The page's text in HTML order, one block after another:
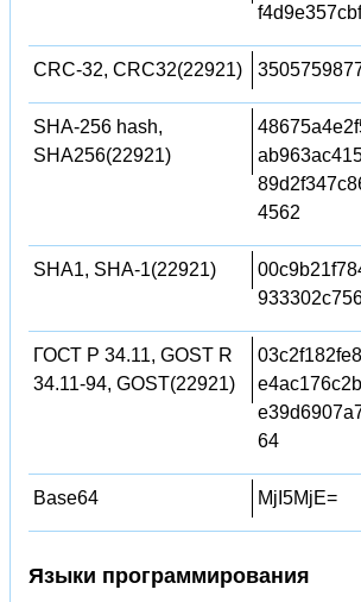
f4d9e357cbf
CRC-32, CRC32(22921)
SHA-256 hash,
SHA256(22921)
4562
SHA1, SHA-1(22921)
ГОСТ Р 34.11, GOST R
34.11-94, GOST(22921)
64
Base64 MjI5MjE=
Языки программирования